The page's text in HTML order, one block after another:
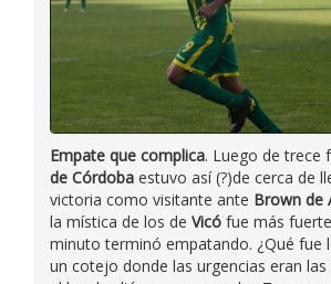
Empate que complica. Luego de trece
de Córdoba estuvo así (?)de cerca de
victoria como visitante ante Brown de
la mística de los de Vicó fue más
minuto terminó empatando. ¿Qué fue
un cotejo donde las urgencias eran